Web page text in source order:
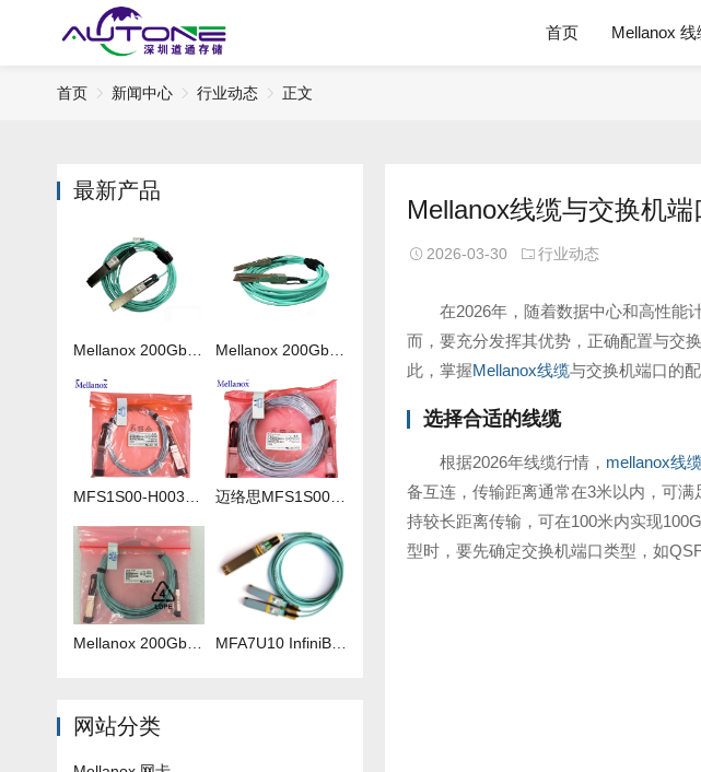
首页 Mellanox 线
首页 新闻中心 行业动态 正文
Mellanox线缆与交换机端
2026-03-30 行业动态
在2026年，随着数据中心和高性能
而，要充分发挥其优势，正确配置与交
此，掌握Mellanox线缆与交换机端口的
选择合适的线缆
根据2026年线缆行情， mellanox线
备互连，传输距离通常在3米以内，可满
持较长距离传输，可在100米内实现
型时，要先确定交换机端口类型，如
最新产品
网站分类